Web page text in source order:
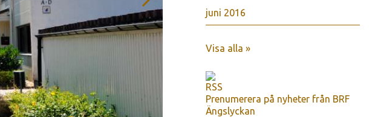
juni 2016
Visa alla »
Prenumerera på nyheter från BRF
Ängslyckan